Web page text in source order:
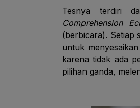
Tesnya terdiri
Comprehension
(berbicara). Setiap
untuk
karena tidak ada
pilihan ganda,